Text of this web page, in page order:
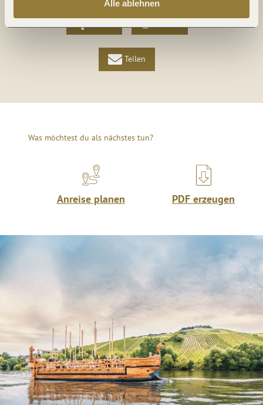
Alle ablehnen
Teilen
Was möchtest du als nächstes tun?
Anreise planen PDF erzeugen